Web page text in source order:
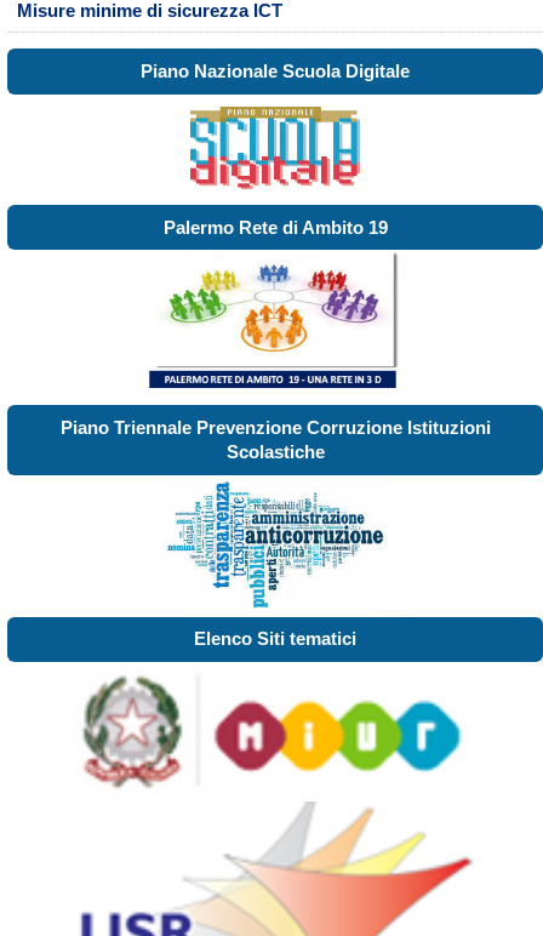
Misure minime di sicurezza ICT
Piano Nazionale Scuola Digitale
Palermo Rete di Ambito 19
Piano Triennale Prevenzione Corruzione Istituzioni
Scolastiche
Elenco Siti tematici